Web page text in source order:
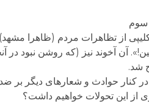
سوم
کلیپی از تظاهرات مردم (ظاهرا
آن آخوند نیز (که روشن نبود
شد.
در کنار حوادث و شعارهای دیگر بر
از این تحولات خواهیم داشت؟